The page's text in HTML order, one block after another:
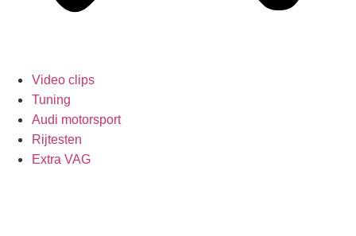
Video clips
Tuning
Audi motorsport
Rijtesten
Extra VAG